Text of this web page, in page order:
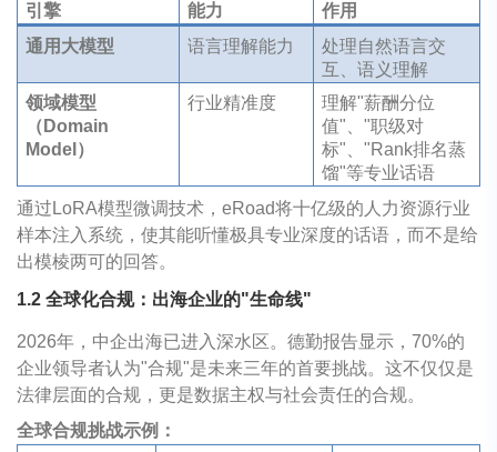
引擎
能力
作用
通用大模型
语言理解能力
处理自然语言交
互、语义理解
领域模型
（Domain
Model）
行业精准度
理解"薪酬分位
值"、"职级对
标"、"Rank排名蒸
馏"等专业话语
通过LoRA模型微调技术，eRoad将十亿级的人力资源行业
样本注入系统，使其能听懂极具专业深度的话语，而不是给
出模棱两可的回答。
1.2 全球化合规：出海企业的"生命线"
2026年，中企出海已进入深水区。德勤报告显示，70%的
企业领导者认为"合规"是未来三年的首要挑战。这不仅仅是
法律层面的合规，更是数据主权与社会责任的合规。
全球合规挑战示例：